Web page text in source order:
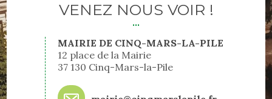
VENEZ NOUS VOIR !
MAIRIE DE CINQ-MARS-LA-PILE
12 place de la Mairie
37 130 Cinq-Mars-la-Pile